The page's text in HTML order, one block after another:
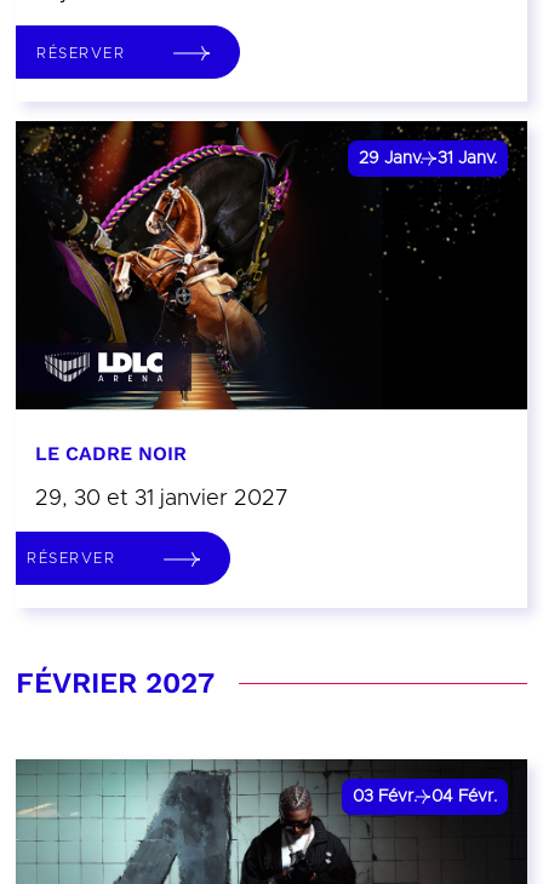
RÉSERVER
29 Janv. 31 Janv.
LE CADRE NOIR
29, 30 et 31 janvier 2027
RÉSERVER
FÉVRIER 2027
03 Févr. 04 Févr.